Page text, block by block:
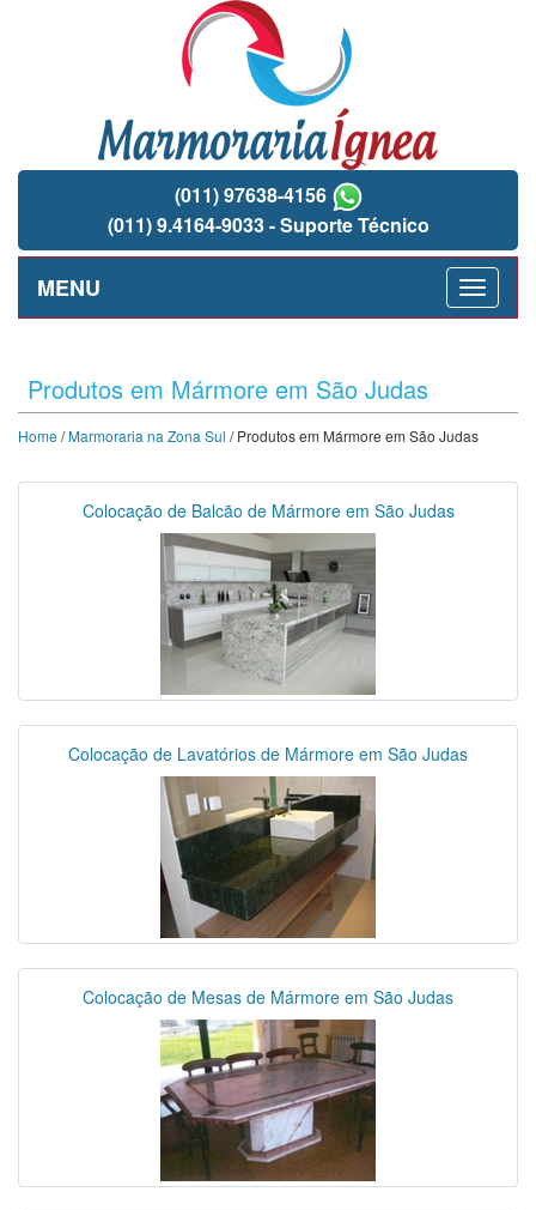
(011) 97638-4156
(011) 9.4164-9033 - Suporte Técnico
MENU
Produtos em Mármore em São Judas
Home /Marmoraria na Zona Sul / Produtos em Mármore em São Judas
Colocação de Balcão de Mármore em São Judas
Colocação de Lavatórios de Mármore em São Judas
Colocação de Mesas de Mármore em São Judas